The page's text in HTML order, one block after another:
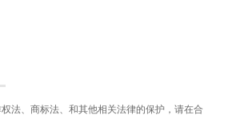
法、商标法、和其他相关法律的保护，请在合